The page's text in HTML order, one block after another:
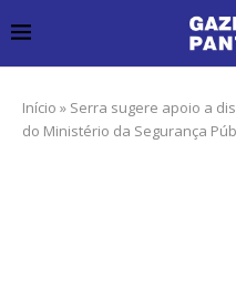
Início » Serra sugere apoio a
do Ministério da Segurança